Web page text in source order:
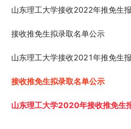
山东理工大学接收2022年推免生
接收推免生拟录取名单公示
山东理工大学接收2021年推免生
接收推免生拟录取名单公示
山东理工大学2020年接收推免生